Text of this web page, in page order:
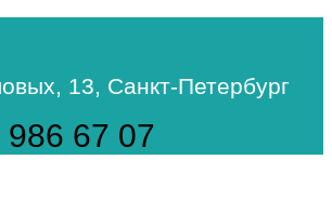
13, Санкт-Петербург
67 07